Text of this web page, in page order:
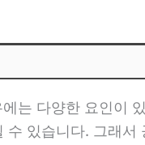
는 다양한 요인이
있습니다. 그래서